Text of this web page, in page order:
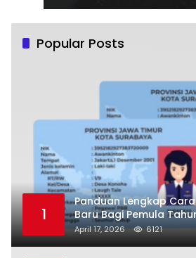
Popular Posts
1
Panduan Lengkap
Baru Bagi Pemula
April 17, 2026 6121